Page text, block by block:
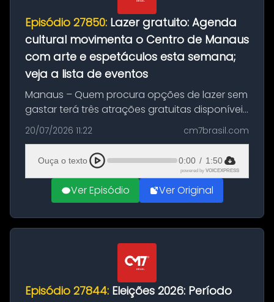
Episódio 27850: Lazer gratuito: Agenda
cultural movimenta o Centro de Manaus
com arte e espetáculos esta semana;
veja a lista de eventos
Manaus – Quem procura opções de lazer sem
gastar terá três atrações gratuitas disponíveis
entre esta segunda-feira (20) e quinta-feira
(23). A programação inclui uma exposição
dedicada à história das ...
20/07/2026 11:22 cm7brasil.com
Ouça o texto 0:00 / 1:50
powered by VOICEXPRESS
Ver Episódio Ver Original
Episódio 27844: Eleições 2026: Período